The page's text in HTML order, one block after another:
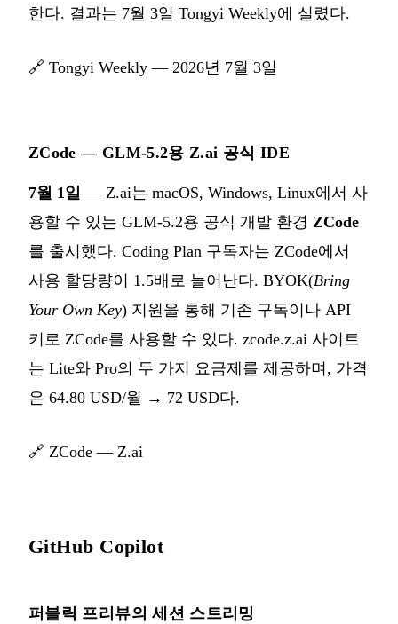
한다. 결과는 7월 3일 Tongyi Weekly에 실렸다.
🔗 Tongyi Weekly — 2026년 7월 3일
ZCode — GLM-5.2용 Z.ai 공식 IDE
7월 1일 — Z.ai는 macOS, Windows, Linux에서 사
용할 수 있는 GLM-5.2용 공식 개발 환경 ZCode
를 출시했다. Coding Plan 구독자는 ZCode에서
사용 할당량이 1.5배로 늘어난다. BYOK(Bring
Your Own Key) 지원을 통해 기존 구독이나 API
키로 ZCode를 사용할 수 있다. zcode.z.ai 사이트
는 Lite와 Pro의 두 가지 요금제를 제공하며, 가격
은 64.80 USD/월 → 72 USD다.
🔗 ZCode — Z.ai
GitHub Copilot
퍼블릭 프리뷰의 세션 스트리밍